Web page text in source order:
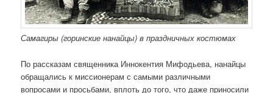
Самагиры (горинские нанайцы) в праздничных костюмах
По рассказам священника Иннокентия Мифодьева, нанайцы
обращались к миссионерам с самыми различными
вопросами и просьбами, вплоть до того, что даже приносили